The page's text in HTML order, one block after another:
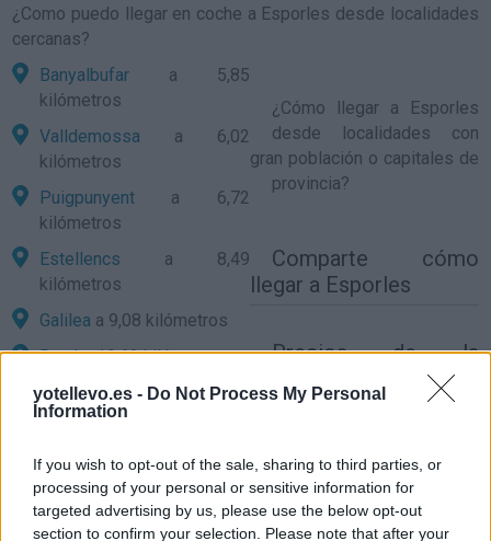
yotellevo.es - Do Not Process My Personal
Information
If you wish to opt-out of the sale, sharing to third parties, or
processing of your personal or sensitive information for
targeted advertising by us, please use the below opt-out
section to confirm your selection. Please note that after your
¿Como puedo llegar en coche a Esporles desde localidades
cercanas?
Banyalbufar a 5,85
kilómetros
Valldemossa a 6,02
kilómetros
Puigpunyent a 6,72
kilómetros
Estellencs a 8,49
kilómetros
Galilea a 9,08 kilómetros
Deyáa 10,63 kilómetros
Bunyolaa 10,84 kilómetros
Sollera 15,76 kilómetros
Santa María del Camí
a
17,15 kilómetros
¿ Cómo llegar a Esporles
desde localidades con
gran población o capitales de
provincia?
Comparte cómo
llegar a Esporles
Precios de la
gasolina en Esporles